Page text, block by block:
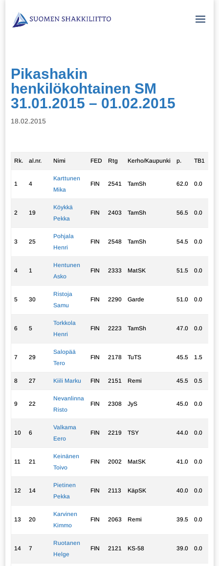
Pikashakin
henkilökohtainen SM
31.01.2015 – 01.02.2015
18.02.2015
Rk. al.nr. Nimi FED Rtg Kerho/Kaupunki p. TB1
1 4
Karttunen
Mika
FIN 2541 TamSh 62.0 0.0
2 19
Köykkä
Pekka
FIN 2403 TamSh 56.5 0.0
3 25
Pohjala
Henri
FIN 2548 TamSh 54.5 0.0
4 1
Hentunen
Asko
FIN 2333 MatSK 51.5 0.0
5 30
Ristoja
Samu
FIN 2290 Garde 51.0 0.0
6 5
Torkkola
Henri
FIN 2223 TamSh 47.0 0.0
7 29
Salopää
Tero
FIN 2178 TuTS 45.5 1.5
8 27 Kiili Marku FIN 2151 Remi 45.5 0.5
9 22
Nevanlinna
Risto
FIN 2308 JyS 45.0 0.0
10 6
Valkama
Eero
FIN 2219 TSY 44.0 0.0
11 21
Keinänen
Toivo
FIN 2002 MatSK 41.0 0.0
12 14
Pietinen
Pekka
FIN 2113 KäpSK 40.0 0.0
13 20
Karvinen
Kimmo
FIN 2063 Remi 39.5 0.0
14 7
Ruotanen
Helge
FIN 2121 KS-58 39.0 0.0